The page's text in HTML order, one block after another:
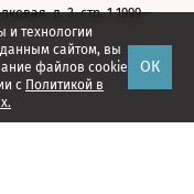
и технологии
сайтом, вы
файлов cookie
с Политикой в
ОК
д. 3, стр. 1 1999—